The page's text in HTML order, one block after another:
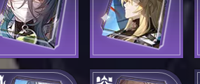
Беседа после
операции